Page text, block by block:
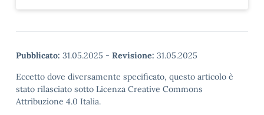
Pubblicato: 31.05.2025 - Revisione: 31.05.2025
Eccetto dove diversamente specificato, questo articolo è
stato rilasciato sotto Licenza Creative Commons
Attribuzione 4.0 Italia.